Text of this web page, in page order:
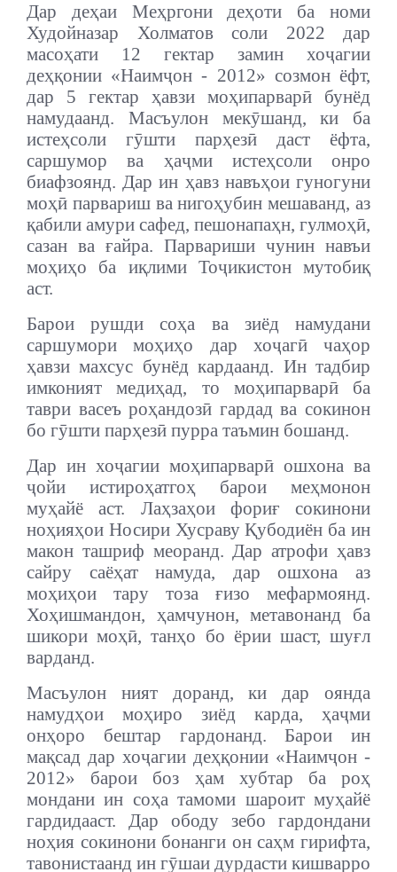
Дар деҳаи Меҳргони деҳоти ба номи
Худойназар Холматов соли 2022 дар
масоҳати 12 гектар замин хоҷагии
деҳқонии «Наимҷон - 2012» созмон ёфт,
дар 5 гектар ҳавзи моҳипарварӣ бунёд
намудаанд. Масъулон мекӯшанд, ки ба
истеҳсоли гӯшти парҳезӣ даст ёфта,
саршумор ва ҳаҷми истеҳсоли онро
биафзоянд. Дар ин ҳавз навъҳои гуногуни
моҳӣ парвариш ва нигоҳубин мешаванд, аз
қабили амури сафед, пешонапаҳн, гулмоҳӣ,
сазан ва ғайра. Парвариши чунин навъи
моҳиҳо ба иқлими Тоҷикистон мутобиқ
аст.
Барои рушди соҳа ва зиёд намудани
саршумори моҳиҳо дар хоҷагӣ чаҳор
ҳавзи махсус бунёд кардаанд. Ин тадбир
имконият медиҳад, то моҳипарварӣ ба
таври васеъ роҳандозӣ гардад ва сокинон
бо гӯшти парҳезӣ пурра таъмин бошанд.
Дар ин хоҷагии моҳипарварӣ ошхона ва
ҷойи истироҳатгоҳ барои меҳмонон
муҳайё аст. Лаҳзаҳои фориғ сокинони
ноҳияҳои Носири Хусраву Қубодиён ба ин
макон ташриф меоранд. Дар атрофи ҳавз
сайру саёҳат намуда, дар ошхона аз
моҳиҳои тару тоза ғизо мефармоянд.
Хоҳишмандон, ҳамчунон, метавонанд ба
шикори моҳӣ, танҳо бо ёрии шаст, шуғл
варданд.
Масъулон ният доранд, ки дар оянда
намудҳои моҳиро зиёд карда, ҳаҷми
онҳоро бештар гардонанд. Барои ин
мақсад дар хоҷагии деҳқонии «Наимҷон -
2012» барои боз ҳам хубтар ба роҳ
мондани ин соҳа тамоми шароит муҳайё
гардидааст. Дар ободу зебо гардондани
ноҳия сокинони бонанги он саҳм гирифта,
тавонистаанд ин гӯшаи дурдасти кишварро